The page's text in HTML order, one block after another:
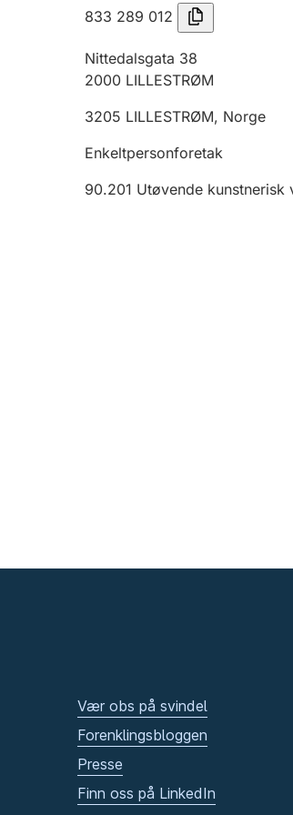
833 289 012
Nittedalsgata 38
2000 LILLESTRØM
3205 LILLESTRØM, Norge
Enkeltpersonforetak
90.201 Utøvende
Vær obs på svindel
Forenklingsbloggen
Presse
Finn oss på LinkedIn